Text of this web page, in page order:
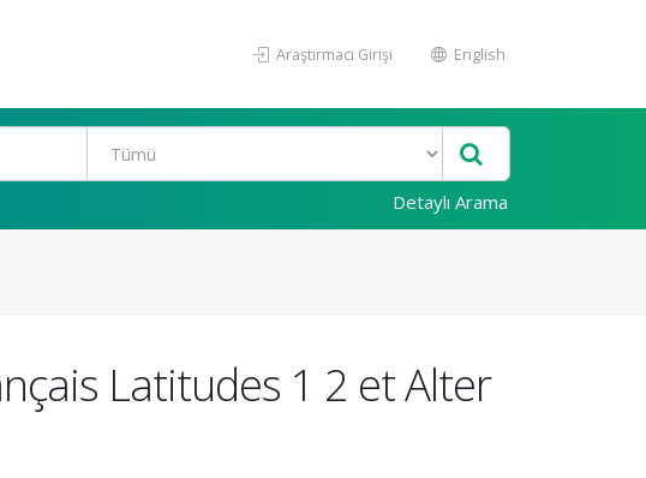
Araştırmacı Girişi English
Detaylı Arama
Latitudes 1 2 et Alter